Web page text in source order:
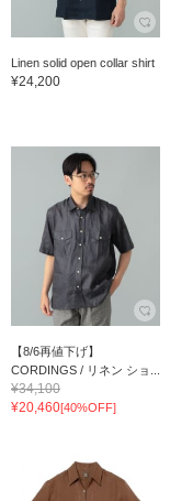
Linen solid open collar shirt
¥24,200
【8/6再値下げ】
CORDINGS / リネン ショ...
¥34,100
¥20,460[40%OFF]